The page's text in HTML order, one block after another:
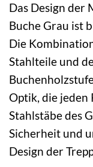
Das Design der
Buche Grau ist
Die
Stahlteile und
Optik, die
Stahlstäbe des
Sicherheit und
Design der